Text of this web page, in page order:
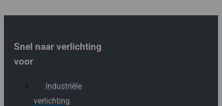
Snel naar verlichting
voor
Industriële
verlichting